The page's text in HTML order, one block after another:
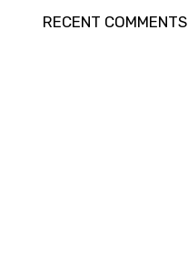
RECENT COMMENTS